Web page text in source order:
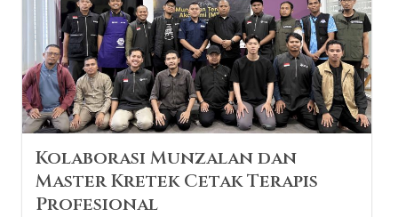
Kolaborasi Munzalan dan
Master Kretek Cetak Terapis
Profesional